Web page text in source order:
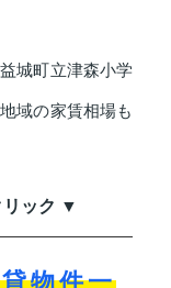
城町立津森小学
域の家賃相場も
リック ▼
物件一